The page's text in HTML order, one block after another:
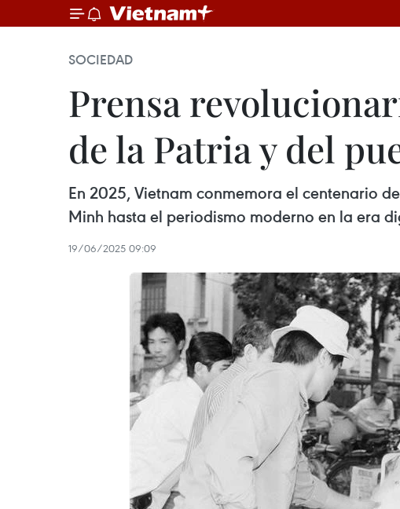
SOCIEDAD
Prensa
de la Patria y del
En 2025, Vietnam conmemora el centenario
Minh hasta el periodismo moderno en la era
19/06/2025 09:09